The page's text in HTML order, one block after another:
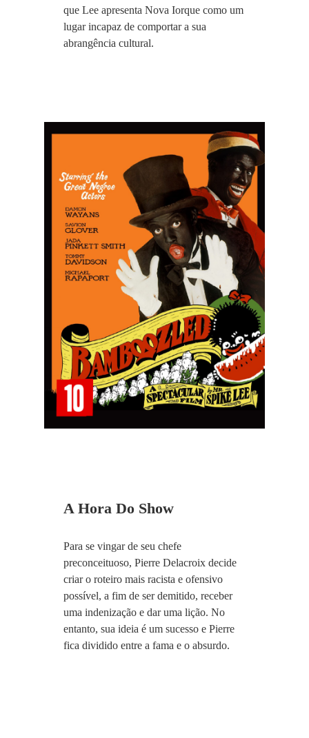
que Lee apresenta Nova Iorque como um
lugar incapaz de comportar a sua
abrangência cultural.
A Hora Do Show
Para se vingar de seu chefe
preconceituoso, Pierre Delacroix decide
criar o roteiro mais racista e ofensivo
possível, a fim de ser demitido, receber
uma indenização e dar uma lição. No
entanto, sua ideia é um sucesso e Pierre
fica dividido entre a fama e o absurdo.